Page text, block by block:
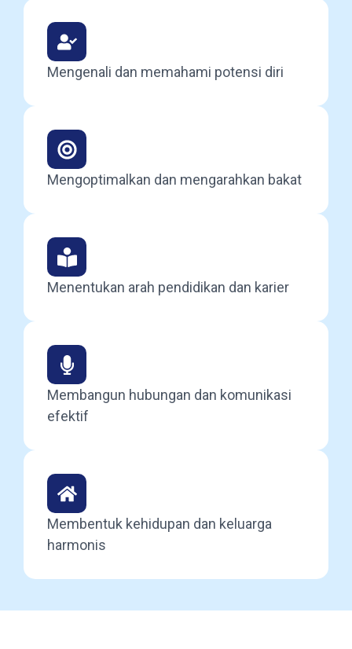
Mengenali dan memahami potensi diri
Mengoptimalkan dan mengarahkan bakat
Menentukan arah pendidikan dan karier
Membangun hubungan dan komunikasi
efektif
Membentuk kehidupan dan keluarga
harmonis